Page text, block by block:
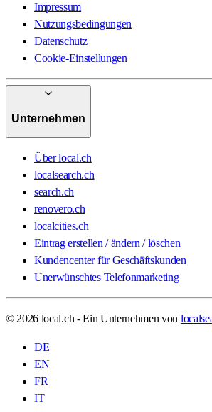
Impressum
Nutzungsbedingungen
Datenschutz
Cookie-Einstellungen
Unternehmen
Über local.ch
localsearch.ch
search.ch
renovero.ch
localcities.ch
Eintrag erstellen / ändern / löschen
Kundencenter für Geschäftskunden
Unerwünschtes Telefonmarketing
© 2026 local.ch - Ein Unternehmen von
DE
EN
FR
IT